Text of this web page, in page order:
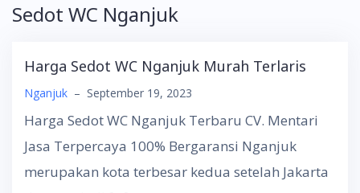
Sedot WC Nganjuk
Harga Sedot WC Nganjuk Murah Terlaris
Nganjuk – September 19, 2023
Harga Sedot WC Nganjuk Terbaru CV. Mentari
Jasa Terpercaya 100% Bergaransi Nganjuk
merupakan kota terbesar kedua setelah Jakarta